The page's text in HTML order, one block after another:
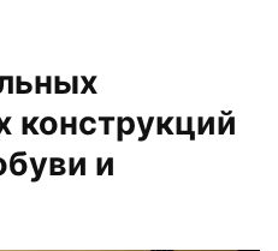
конструкций
и